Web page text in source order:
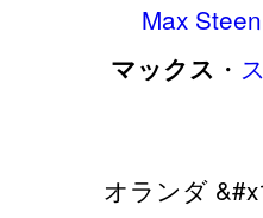
Max
マックス ・
オランダ